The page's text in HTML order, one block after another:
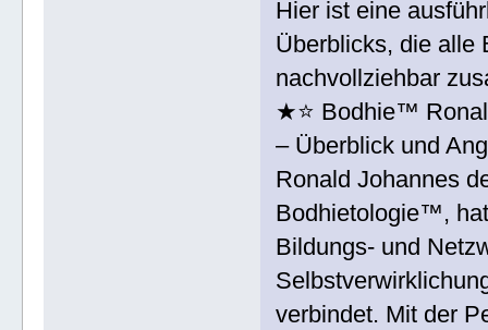
Hier ist eine
Überblicks, die alle
nachvollziehbar
★⭐️ Bodhie™
– Überblick und
Ronald Johannes
Bodhietologie™,
Bildungs- und
verbindet. Mit der